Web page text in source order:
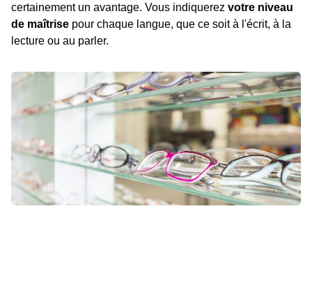
certainement un avantage. Vous indiquerez votre niveau
de maîtrise pour chaque langue, que ce soit à l'écrit, à la
lecture ou au parler.